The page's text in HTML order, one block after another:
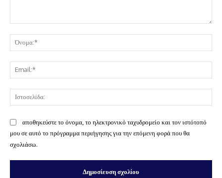
αποθηκεύστε το όνομα, το ηλεκτρονικό ταχυδρομείο και τον ιστότοπό
μου σε αυτό το πρόγραμμα περιήγησης για την επόμενη φορά που θα
σχολιάσω.